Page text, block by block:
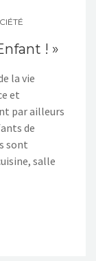
! »
la vie
et
par ailleurs
de
sont
salle